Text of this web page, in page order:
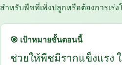
สำหรับพืชที่เพิ่งปลูกหรือต้องการเร่งโ
🎯 เป้าหมายขั้นตอนนี้
ช่วยให้พืชมีรากแข็งแรง